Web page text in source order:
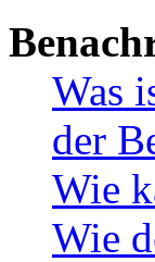
Was
der
Wie
Wie